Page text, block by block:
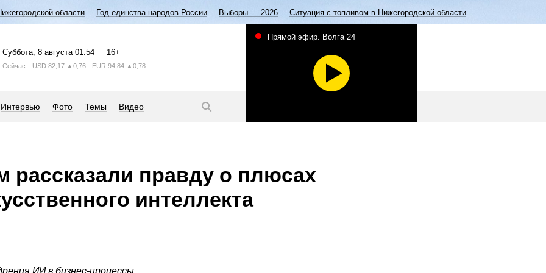
области Год единства народов России Выборы — 2026 Ситуация с топливом в Нижегородской области
Суббота, 8 августа 01:54 16+
Сейчас USD 82,17 ▲0,76 EUR 94,84 ▲0,78
Интервью Фото Темы Видео
Прямой эфир. Волга 24
рассказали правду о плюсах
интеллекта
ИИ в бизнес-процессы.